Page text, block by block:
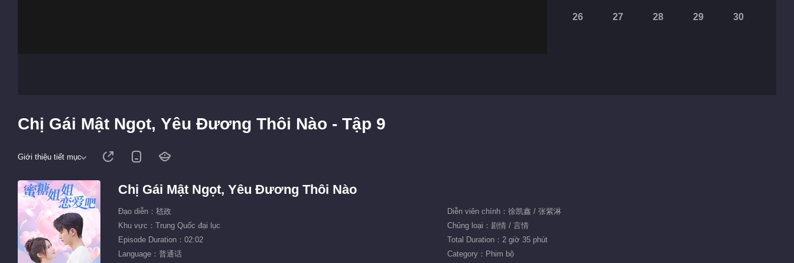
26 27 28 29 30
Chị Gái Mật Ngọt, Yêu Đương Thôi Nào - Tập 9
Giới thiệu tiết mục
Chị Gái Mật Ngọt, Yêu Đương Thôi Nào
Đạo diễn：嵇政
Diễn viên chính：徐凯鑫 / 张紫淋
Khu vực：Trung Quốc đại lục
Chủng loại：剧情 / 言情
Episode Duration：02:02
Total Duration：2 giờ 35 phút
Language：普通话
Category：Phim bộ